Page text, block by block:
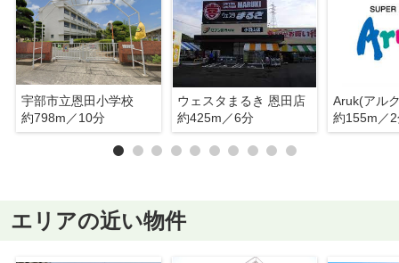
宇部市立恩田小学校
約798m／10分
ウェスタまるき 恩田店
約425m／6分
Aruk(アル
約155m／
エリアの近い物件